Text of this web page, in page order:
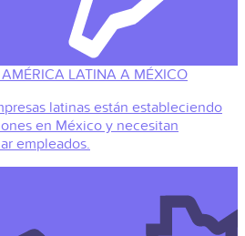
AMÉRICA LATINA A MÉXICO
latinas están estableciendo
en México y necesitan
empleados.